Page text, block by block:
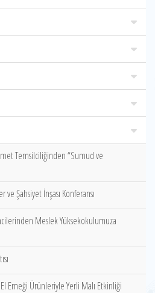
Temsilciliğinden “Sumud ve
ve Şahsiyet İnşası Konferansı
Meslek Yüksekokulumuza
Emeği Ürünleriyle Yerli Malı Etkinliği